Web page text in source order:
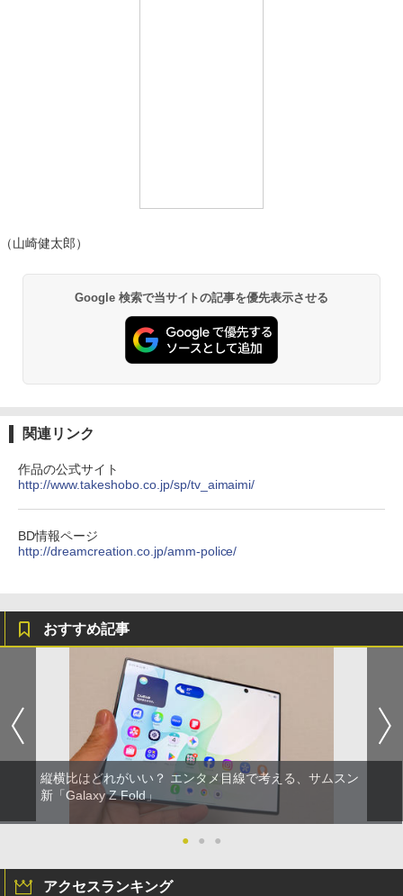
（山崎健太郎）
Google 検索で当サイトの記事を優先表示させる
関連リンク
作品の公式サイト
http://www.takeshobo.co.jp/sp/tv_aimaimi/
BD情報ページ
http://dreamcreation.co.jp/amm-police/
おすすめ記事
縦横比はどれがいい？ エンタメ目線で考える、サムスン
新「Galaxy Z Fold」
● ● ●
アクセスランキング